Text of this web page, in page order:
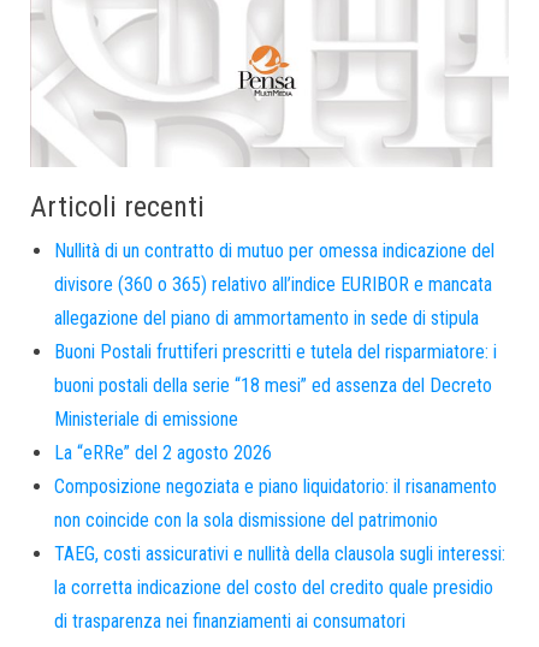
Articoli recenti
Nullità di un contratto di mutuo per omessa indicazione del
divisore (360 o 365) relativo all’indice EURIBOR e mancata
allegazione del piano di ammortamento in sede di stipula
Buoni Postali fruttiferi prescritti e tutela del risparmiatore: i
buoni postali della serie “18 mesi” ed assenza del Decreto
Ministeriale di emissione
La “eRRe” del 2 agosto 2026
Composizione negoziata e piano liquidatorio: il risanamento
non coincide con la sola dismissione del patrimonio
TAEG, costi assicurativi e nullità della clausola sugli interessi:
la corretta indicazione del costo del credito quale presidio
di trasparenza nei finanziamenti ai consumatori